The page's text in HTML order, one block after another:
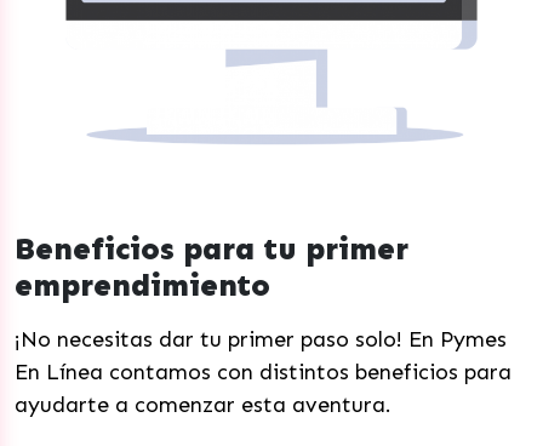
Beneficios para tu primer
emprendimiento
¡No necesitas dar tu primer paso solo! En Pymes
En Línea contamos con distintos beneficios para
ayudarte a comenzar esta aventura.